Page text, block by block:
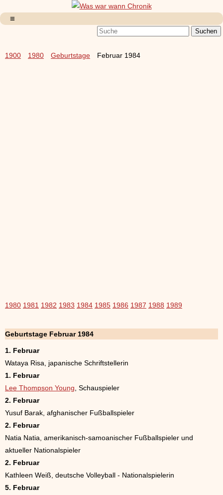
1900 1980 Geburtstage Februar 1984
1980 1981 1982 1983 1984 1985 1986 1987 1988 1989
Geburtstage Februar 1984
1. Februar
Wataya Risa, japanische Schriftstellerin
1. Februar
Lee Thompson Young , Schauspieler
2. Februar
Yusuf Barak, afghanischer Fußballspieler
2. Februar
Natia Natia, amerikanisch-samoanischer Fußballspieler und
aktueller Nationalspieler
2. Februar
Kathleen Weiß, deutsche Volleyball - Nationalspielerin
5. Februar